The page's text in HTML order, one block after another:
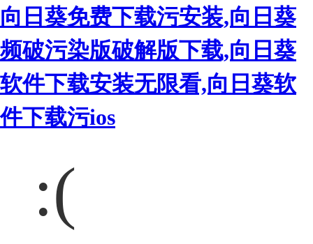
向日葵免费下载污安装,向日葵
频破污染版破解版下载,向日葵
软件下载安装无限看,向日葵软
件下载污ios
:(